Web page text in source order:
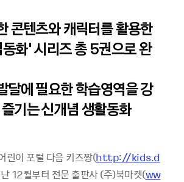
콘텐츠와 캐릭터를 활용한
화’ 시리즈 총 5권으로 완
달에 필요한 학습영역을 강
기는 신개념 생활동화
이 포털 다음 키즈짱(http://kids.d
12월부터 전문 출판사 (주)북마켓(ww